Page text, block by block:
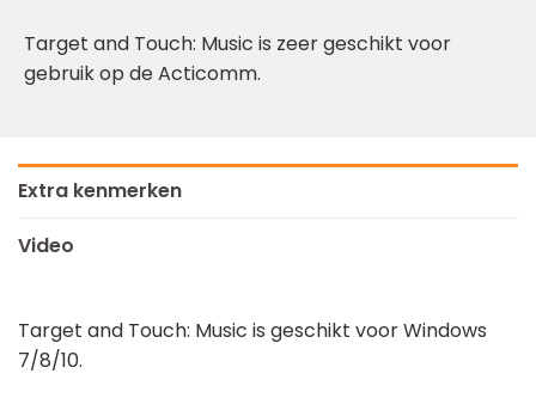
Target and Touch: Music is zeer geschikt voor
gebruik op de Acticomm.
Extra kenmerken
Video
Target and Touch: Music is geschikt voor Windows
7/8/10.